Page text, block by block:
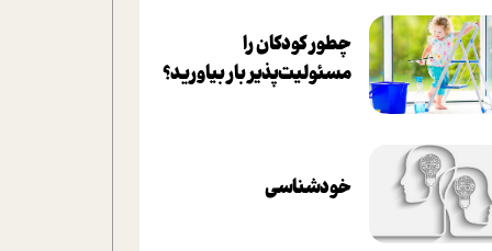
چطور کودکان را
مسئولیت‌پذیر بار بیاورید؟
خودشناسی